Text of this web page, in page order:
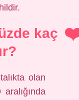
kaç
olan